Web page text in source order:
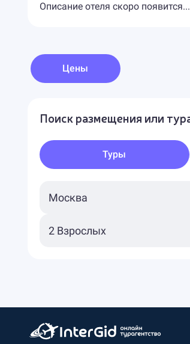
Описание отеля скоро появится...
Цены
Поиск размещения или
Туры